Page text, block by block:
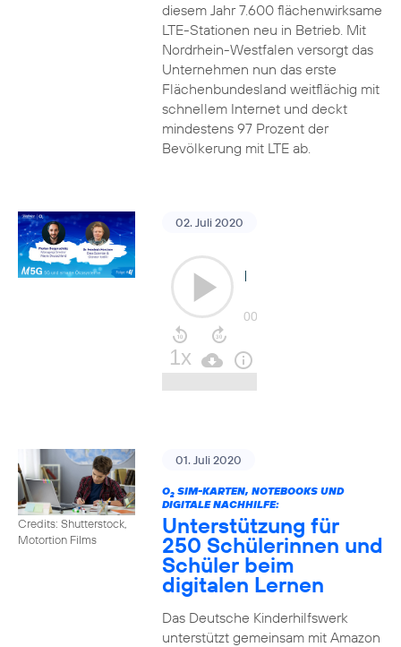
diesem Jahr 7.600 flächenwirksame
LTE-Stationen neu in Betrieb. Mit
Nordrhein-Westfalen versorgt das
Unternehmen nun das erste
Flächenbundesland weitflächig mit
schnellem Internet und deckt
mindestens 97 Prozent der
Bevölkerung mit LTE ab.
02. Juli 2020
Credits: Shutterstock,
Motortion Films
01. Juli 2020
O2SIM-KARTEN, NOTEBOOKS UND
DIGITALE NACHHILFE:
Unterstützung für
250 Schülerinnen und
Schüler beim
digitalen Lernen
Das Deutsche Kinderhilfswerk
unterstützt gemeinsam mit Amazon